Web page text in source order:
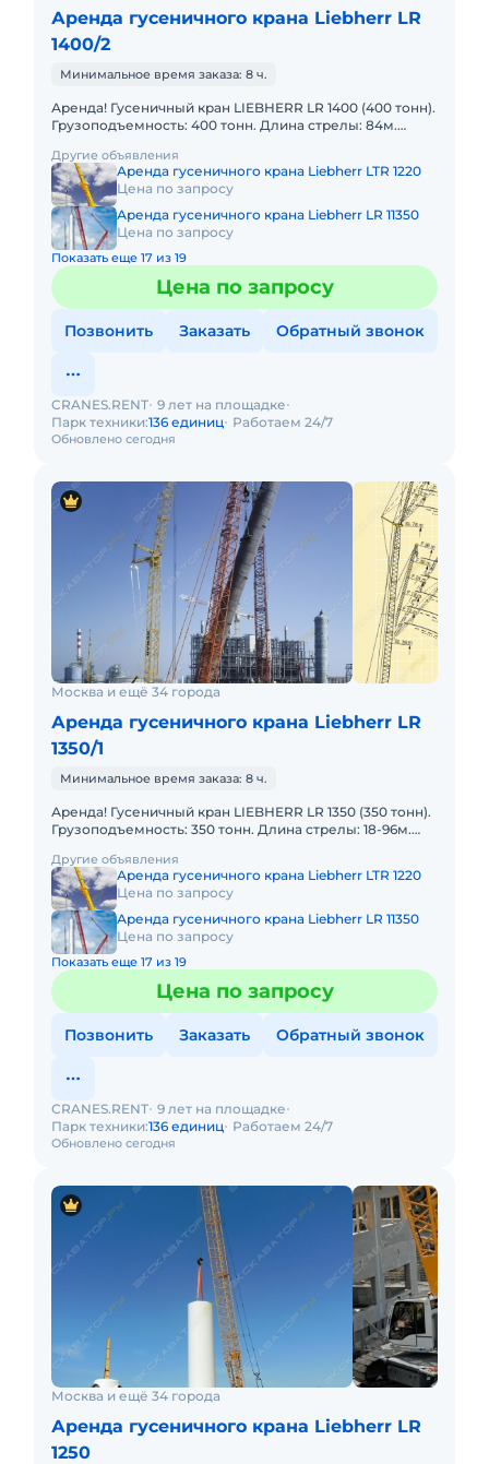
Аренда гусеничного крана Liebherr LR
1400/2
Минимальное время заказа: 8 ч.
Аренда! Гусеничный кран LIEBHERR LR 1400 (400 тонн).
Грузоподъемность: 400 тонн. Длина стрелы: 84м.
документ
Другие объявления
Аренда гусеничного крана Liebherr LTR 1220
Цена по запросу
Аренда гусеничного крана Liebherr LR 11350
Цена по запросу
Показать еще 17 из 19
Цена по запросу
Позвонить Заказать Обратный звонок
Обновлено сегодня
CRANES.RENT 9 лет на площадке
Парк техники:136 единиц Работаем 24/7
Москва и ещё 34 города
Аренда гусеничного крана Liebherr LR
1350/1
Минимальное время заказа: 8 ч.
Аренда! Гусеничный кран LIEBHERR LR 1350 (350 тонн).
Грузоподъемность: 350 тонн. Длина стрелы: 18-96м.
Другие объявления
Аренда гусеничного крана Liebherr LTR 1220
Цена по запросу
Аренда гусеничного крана Liebherr LR 11350
Цена по запросу
Показать еще 17 из 19
Цена по запросу
Позвонить Заказать Обратный звонок
Обновлено сегодня
CRANES.RENT 9 лет на площадке
Парк техники:136 единиц Работаем 24/7
Москва и ещё 34 города
Аренда гусеничного крана Liebherr LR
1250